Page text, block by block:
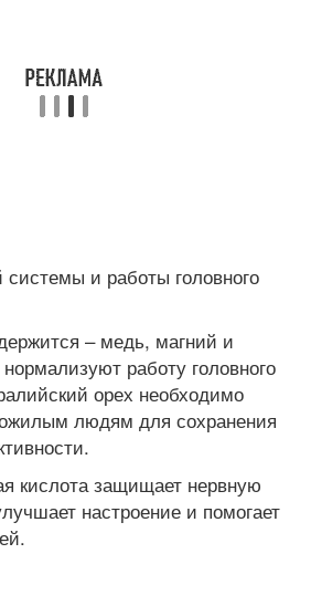
и работы головного
– медь, магний и
работу головного
орех необходимо
людям для сохранения
кислота защищает нервную
настроение и помогает